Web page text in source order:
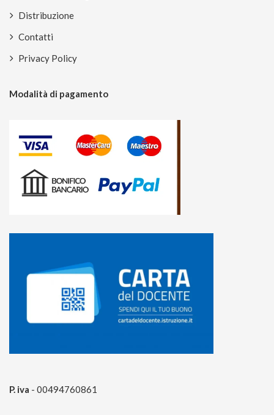
Distribuzione
Contatti
Privacy Policy
Modalità di pagamento
P. iva - 00494760861